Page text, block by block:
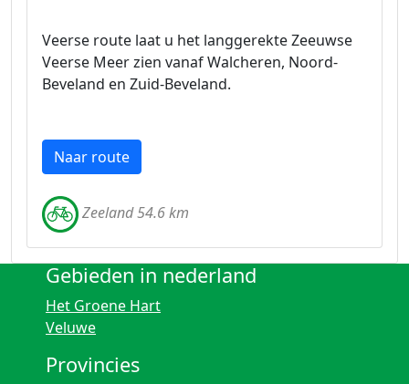
Veerse route laat u het langgerekte Zeeuwse
Veerse Meer zien vanaf Walcheren, Noord-
Beveland en Zuid-Beveland.
Naar route
Zeeland 54.6 km
Gebieden in nederland
Het Groene Hart
Veluwe
Provincies